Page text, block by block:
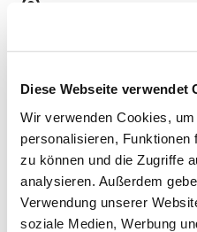
Diese Webseite verwendet
Wir verwenden Cookies,
personalisieren, Funktionen
zu können und die Zugriffe
analysieren. Außerdem
Verwendung unserer
soziale Medien, Werbung